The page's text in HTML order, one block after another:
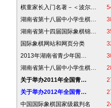
棋童家长入门名著－＜波尔…
湖南省第十八届中小学生棋…
湖南省第十四届国际象棋锦…
国际象棋网站和网页分类
2013年湖南省青少年国…
湖南省第十八届中小学生棋…
关于举办2011年全国青…
关于举办2012年全国青…
中国国际象棋国家级裁判名